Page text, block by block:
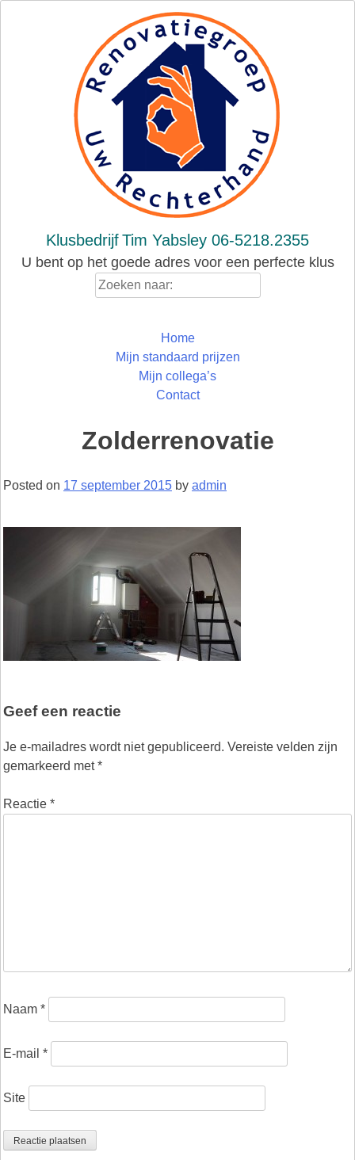
KlusbedrijfTim Yabsley 06-5218.2355
U bent op het goede adres voor een perfecte klus
Home
Mijn standaard prijzen
Mijn collega’s
Contact
Zolderrenovatie
Posted on 17 september 2015 by admin
Geef een reactie
Je e-mailadres wordt niet gepubliceerd. Vereiste velden zijn
gemarkeerd met*
Reactie *
Naam *
E-mail *
Site